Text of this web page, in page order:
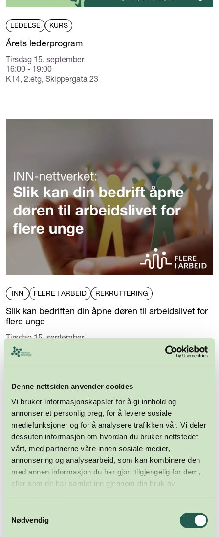
Denne nettsiden anvender cookies
Vi bruker informasjonskapsler for å gi innhold og
annonser et personlig preg, for å levere sosiale
mediefunksjoner og for å analysere trafikken vår. Vi deler
dessuten informasjon om hvordan du bruker nettstedet
vårt, med partnerne våre innen sosiale medier,
annonsering og analysearbeid, som kan kombinere den
med annen informasjon du har gjort tilgjengelig for dem,
eller som de har samlet inn gjennom din bruk av
Nødvendig
LEDELSE KURS
Årets lederprogram
Tirsdag 15. september
16:00 - 19:00
K14, 2.etg, Skippergata 23
INN FLERE I ARBEID REKRUTTERING
Slik kan bedriften din åpne døren til arbeidslivet for
flere unge
Tirsdag 15. september
08:15 - 10:00
K14, 2.etg, Skippergata 23